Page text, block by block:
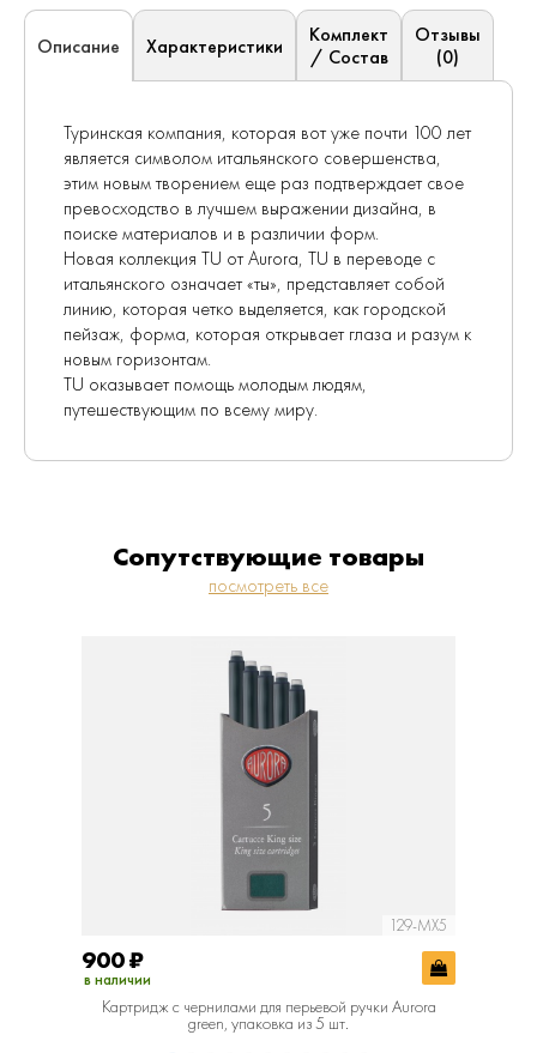
Описание Характеристики
Комплект
/ Состав
Отзывы
(0)
Туринская компания, которая вот уже почти 100 лет
является символом итальянского совершенства,
этим новым творением еще раз подтверждает свое
превосходство в лучшем выражении дизайна, в
поиске материалов и в различии форм.
Новая коллекция TU от Aurora, TU в переводе с
итальянского означает «ты», представляет собой
линию, которая четко выделяется, как городской
пейзаж, форма, которая открывает глаза и разум к
новым горизонтам.
TU оказывает помощь молодым людям,
путешествующим по всему миру.
Сопутствующие товары
посмотреть все
129-MX5
900₽
в наличии
Картридж с чернилами для перьевой ручки Aurora
green, упаковка из 5 шт.